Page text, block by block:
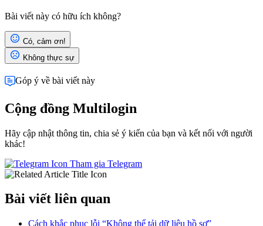
Bài viết này có hữu ích không?
Có, cảm ơn!
Không thực sự
Góp ý về bài viết này
Cộng đồng Multilogin
Hãy cập nhật thông tin, chia sẻ ý kiến của bạn và kết nối với người
khác!
Tham gia Telegram
Bài viết liên quan
Cách khắc phục lỗi “Không thể tải dữ liệu hồ sơ”